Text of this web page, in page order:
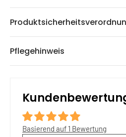
Pflegehinweis
Basierend auf 1 Bewertung